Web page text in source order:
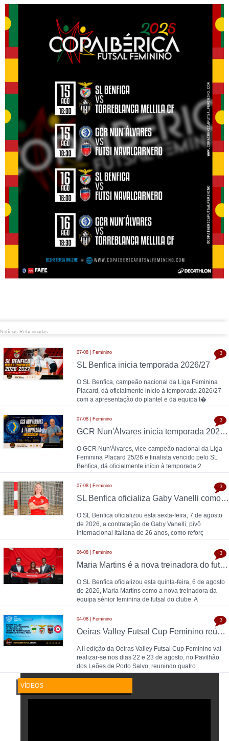
Notícias Relacionadas
07-08 | Feminino
SL Benfica inicia temporada 2026/27
O SL Benfica, campeão nacional da Liga Feminina
Placard, dá oficialmente início à temporada 2026/27
com a apresentação do plantel e da equipa t�
3
07-08 | Feminino
GCR Nun'Álvares inicia temporada 2026/27
O GCR Nun'Álvares, vice-campeão nacional da Liga
Feminina Placard 25/26 e finalista vencido pelo SL
Benfica, dá oficialmente início à temporada 2
3
07-08 | Feminino
SL Benfica oficializa Gaby Vanelli como reforço para 2026/27: pivô internacional italiana chega da AS Roma, conforme a Zona Técnica Futsal já havia avançado
O SL Benfica oficializou esta sexta-feira, 7 de agosto
de 2026, a contratação de Gaby Vanelli, pivô
internacional italiana de 26 anos, como reforç
3
06-08 | Feminino
Maria Martins é a nova treinadora do futsal feminino do SL Benfica: contrato válido até 2028 com as campeãs nacionais
O SL Benfica oficializou esta quinta-feira, 6 de agosto
de 2026, Maria Martins como a nova treinadora da
equipa sénior feminina de futsal do clube. A
3
04-08 | Feminino
Oeiras Valley Futsal Cup Feminino reúne Benfica, Leões de Porto Salvo, Torreense e Futsal Feijó
A II edição da Oeiras Valley Futsal Cup Feminino vai
realizar-se nos dias 22 e 23 de agosto, no Pavilhão
dos Leões de Porto Salvo, reunindo quatro
3
VÍDEOS